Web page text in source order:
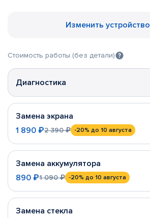
Изменить устройство
Стоимость работы (без детали)
Диагностика
Замена экрана
1 890 ₽2 390 ₽ -20% до 10 августа
Замена аккумулятора
890 ₽1 090 ₽ -20% до 10 августа
Замена стекла